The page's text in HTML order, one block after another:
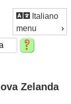
Italiano
menu
Zelanda